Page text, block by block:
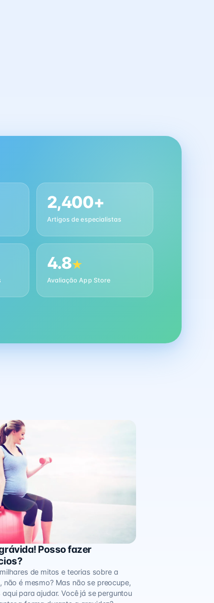
2,400+
Artigos de especialistas
4.8★
Avaliação App Store
Posso fazer
de mitos e teorias sobre a
não é mesmo? Mas não se preocupe,
para ajudar. Você já se perguntou